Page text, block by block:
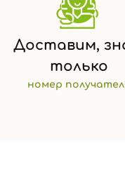
Доставим,
только
номер